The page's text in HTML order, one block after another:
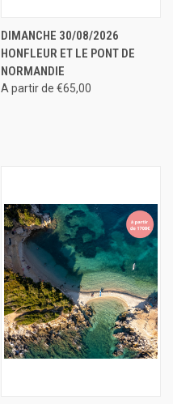
DIMANCHE 30/08/2026
HONFLEUR ET LE PONT DE
NORMANDIE
A partir de €65,00